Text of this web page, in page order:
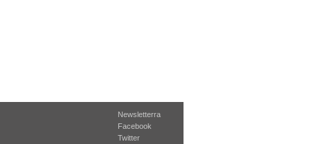
Newsletterra
Facebook
Twitter